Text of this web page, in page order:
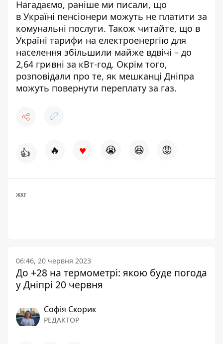
Нагадаємо, раніше ми писали, що
в Україні пенсіонери можуть не платити за
комунальні послуги. Також читайте, що в
Україні тарифи на електроенергію для
населення збільшили майже вдвічі – до
2,64 гривні за кВт-год. Окрім того,
розповідали про те, як мешканці Дніпра
можуть повернути переплату за газ.
👍 🔥 ♥ 😭 😆 😡
ЖКГ
06:46, 20 червня 2023
До +28 на термометрі: якою буде погода
у Дніпрі 20 червня
Софія Скорик
РЕДАКТОР